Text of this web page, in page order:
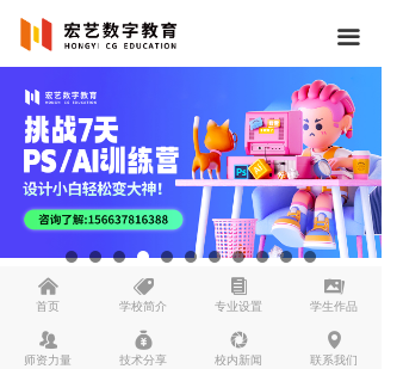
낀
首页
뀄
学校简介
뀴
专业设置
끡
学生作品
뀡
师资力量
낐
技术分享
넆
校内新闻
넹
联系我们
끀